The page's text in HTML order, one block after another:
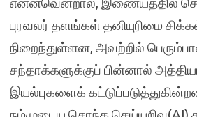
புரவலர் தளங்கள் தனியுரிமை
நிறைந்துள்ளன, அவற்றில்
சந்தாக்களுக்குப் பின்னால்
இயல்புகளைக்